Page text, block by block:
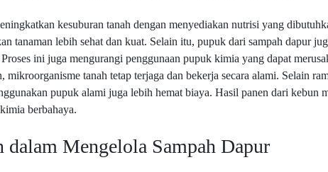
kesuburan tanah dengan menyediakan nutrisi yang
tanaman lebih sehat dan kuat. Selain itu, pupuk dari sampah dapur
ini juga mengurangi penggunaan pupuk kimia yang dapat
mikroorganisme tanah tetap terjaga dan bekerja secara alami. Selain
pupuk alami juga lebih hemat biaya. Hasil panen dari kebun
berbahaya.
dalam Mengelola Sampah Dapur